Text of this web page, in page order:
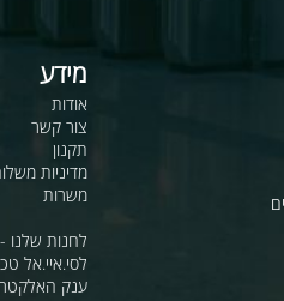
מידע
אודות
צור קשר
מדיניות משלוחים
משרות